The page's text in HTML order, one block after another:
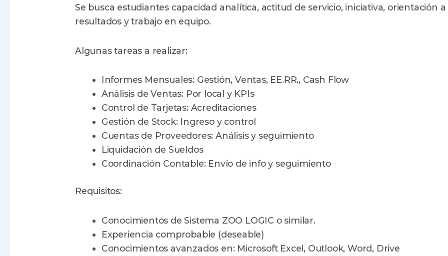
Se busca estudiantes capacidad analítica, actitud de servicio, iniciativa, orientación a
resultados y trabajo en equipo.
Algunas tareas a realizar:
Informes Mensuales: Gestión, Ventas, EE.RR., Cash Flow
Análisis de Ventas: Por local y KPIs
Control de Tarjetas: Acreditaciones
Gestión de Stock: Ingreso y control
Cuentas de Proveedores: Análisis y seguimiento
Liquidación de Sueldos
Coordinación Contable: Envío de info y seguimiento
Requisitos:
Conocimientos de Sistema ZOO LOGIC o similar.
Experiencia comprobable (deseable)
Conocimientos avanzados en: Microsoft Excel, Outlook, Word, Drive